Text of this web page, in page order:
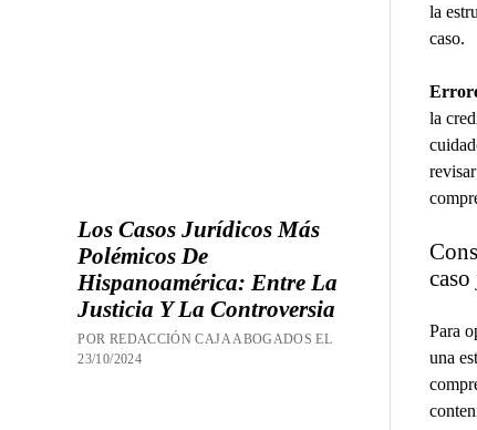
Los Casos Jurídicos Más
Polémicos De
Hispanoamérica: Entre La
Justicia Y La Controversia
POR REDACCIÓN CAJA ABOGADOS EL
23/10/2024
la
caso.
la
Para
una